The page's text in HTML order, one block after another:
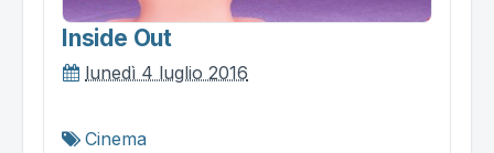
Inside Out
lunedì 4 luglio 2016
Cinema